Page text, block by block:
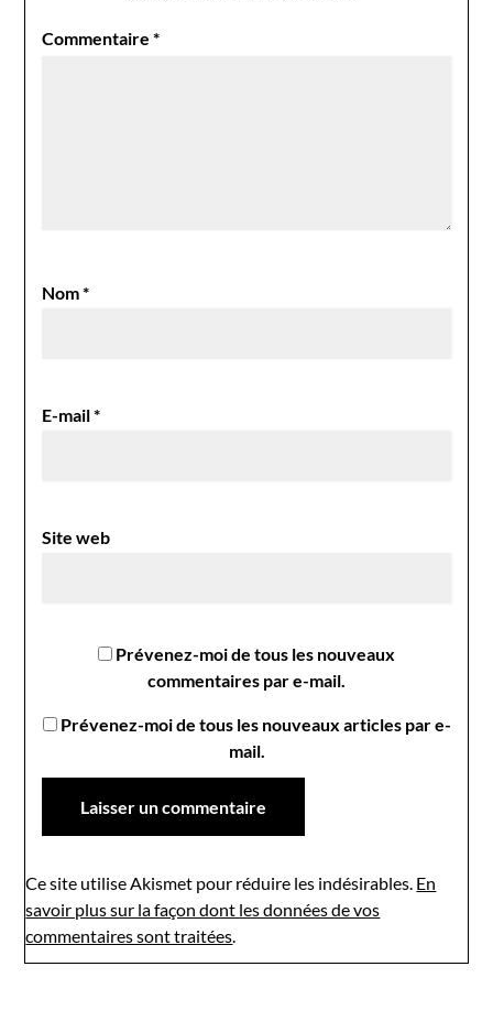
Commentaire*
Nom*
E-mail*
Site web
Prévenez-moi de tous les nouveaux
commentaires par e-mail.
Prévenez-moi de tous les nouveaux articles par e-
mail.
Ce site utilise Akismet pour réduire les indésirables. En
savoir plus sur la façon dont les données de vos
commentaires sont traitées.